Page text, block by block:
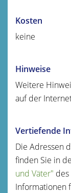
Kosten
keine
Hinweise
Weitere
auf der
Vertiefende
Die Adressen
finden Sie in
und Väter"
Informationen